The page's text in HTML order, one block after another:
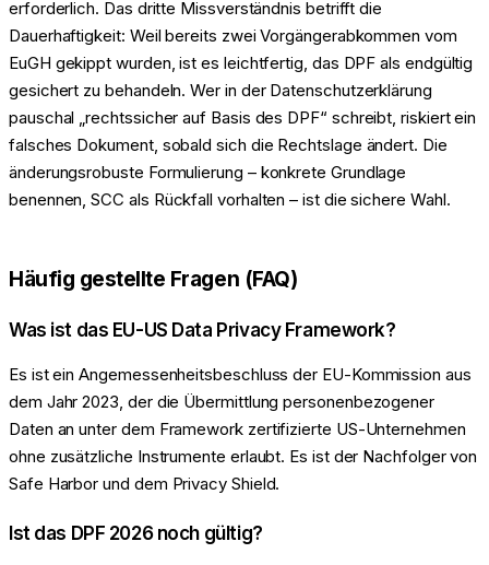
erforderlich. Das dritte Missverständnis betrifft die
Dauerhaftigkeit: Weil bereits zwei Vorgängerabkommen vom
EuGH gekippt wurden, ist es leichtfertig, das DPF als endgültig
gesichert zu behandeln. Wer in der Datenschutzerklärung
pauschal „rechtssicher auf Basis des DPF“ schreibt, riskiert ein
falsches Dokument, sobald sich die Rechtslage ändert. Die
änderungsrobuste Formulierung – konkrete Grundlage
benennen, SCC als Rückfall vorhalten – ist die sichere Wahl.
Häufig gestellte Fragen (FAQ)
Was ist das EU-US Data Privacy Framework?
Es ist ein Angemessenheitsbeschluss der EU-Kommission aus
dem Jahr 2023, der die Übermittlung personenbezogener
Daten an unter dem Framework zertifizierte US-Unternehmen
ohne zusätzliche Instrumente erlaubt. Es ist der Nachfolger von
Safe Harbor und dem Privacy Shield.
Ist das DPF 2026 noch gültig?